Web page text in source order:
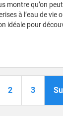
montre qu’on
à l’eau de vie
idéale pour
2 3